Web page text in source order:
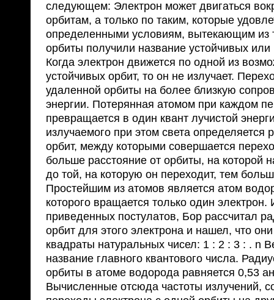
следующем: Электрон может двигаться
орбитам, а только по таким, которые
определенными условиям, вытекающим из
орбиты получили название устойчивых или
Когда электрон движется по одной из
устойчивых орбит, то он не излучает.
удаленной орбиты на более близкую
энергии. Потерянная атомом при каждом
превращается в один квант лучистой
излучаемого при этом света определяется
орбит, между которыми совершается
больше расстояние от орбиты, на которой
до той, на которую он переходит, тем
Простейшим из атомов является атом
которого вращается только один электрон.
приведенных постулатов, Бор рассчитал
орбит для этого электрона и нашел, что они
квадраты натуральных чисел: 1 : 2 : 3 : . n
название главного квантового числа.
орбиты в атоме водорода равняется 0,53
Вычисленные отсюда частоты излучений,